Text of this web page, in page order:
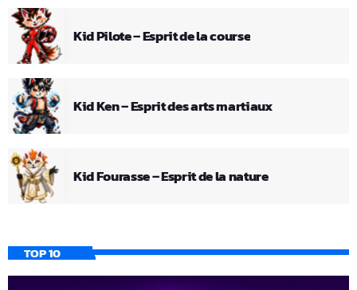
Kid Pilote – Esprit de la course
Kid Ken – Esprit des arts martiaux
Kid Fourasse – Esprit de la nature
TOP 10